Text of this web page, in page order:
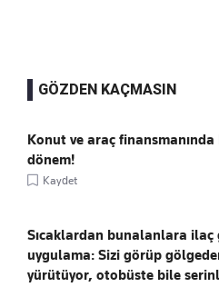
GÖZDEN KAÇMASIN
Konut ve araç finansmanında
dönem!
Kaydet
Sıcaklardan bunalanlara ilaç
uygulama: Sizi görüp
yürütüyor, otobüste bile